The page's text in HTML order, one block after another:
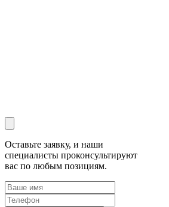
Оставьте заявку, и наши
специалисты проконсультируют
вас по любым позициям.